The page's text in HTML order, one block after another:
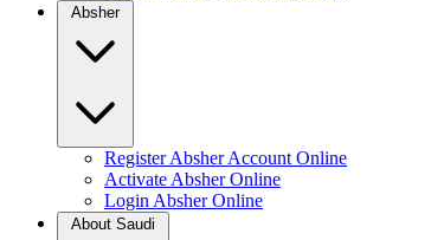
Absher
Register Absher Account Online
Activate Absher Online
Login Absher Online